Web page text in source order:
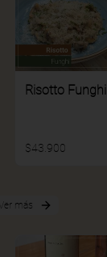
Risotto Funghi
$43.900
Ver más